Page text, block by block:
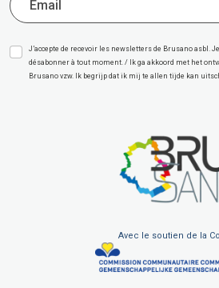
J’accepte de recevoir les newsletters de Brusano asbl.
désabonner à tout moment. / Ik ga akkoord met het
Brusano vzw. Ik begrijp dat ik mij te allen tijde kan
Avec le soutien de la